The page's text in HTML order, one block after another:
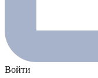
Войти